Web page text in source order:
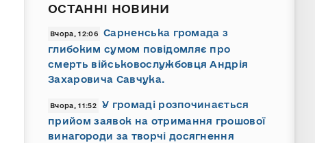
ОСТАННІ НОВИНИ
Вчора, 12:06
Сарненська громада з
глибоким сумом повідомляє про
смерть військовослужбовця Андрія
Захаровича Савчука.
Вчора, 11:52
У громаді розпочинається
прийом заявок на отримання грошової
винагороди за творчі досягнення